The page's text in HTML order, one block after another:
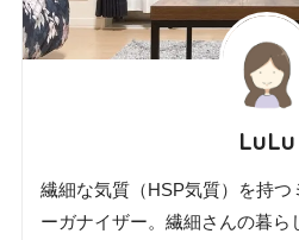
LuLu
繊細な気質（HSP気質）を持つ
ーガナイザー。繊細さんの暮ら